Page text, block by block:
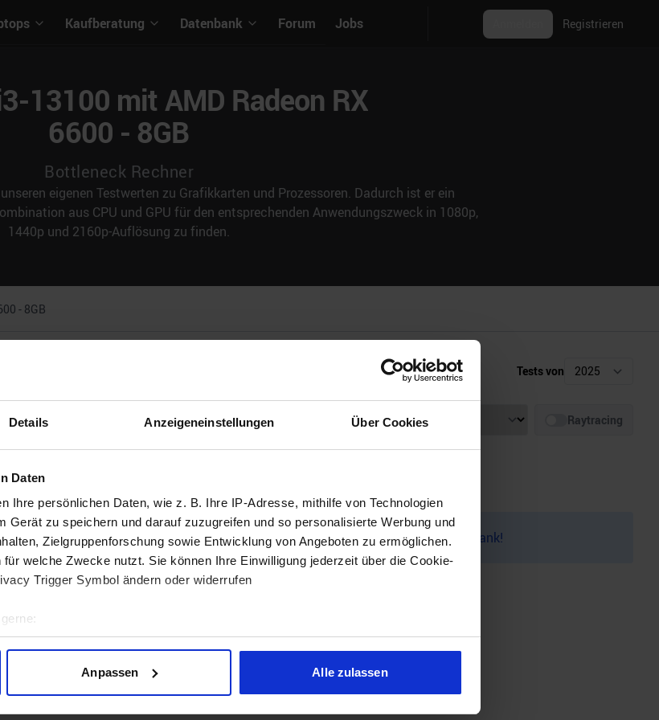
Details Anzeigeneinstellungen Über Cookies
Daten
Ihre persönlichen Daten, wie z. B. Ihre IP-Adresse, mithilfe von Technologien
Gerät zu speichern und darauf zuzugreifen und so personalisierte Werbung und
Zielgruppenforschung sowie Entwicklung von Angeboten zu ermöglichen.
welche Zwecke nutzt. Sie können Ihre Einwilligung jederzeit über die Cookie-
Trigger Symbol ändern oder widerrufen
Lage erfassen, welche bis auf einige Meter genau sein können
Daten verarbeitet werden, und legen Sie Ihre Präferenzen im
Anpassen Alle zulassen
Kaufberatung Datenbank Forum Jobs Registrieren
13100 mit AMD Radeon RX
6600 - 8GB
Bottleneck Rechner
eigenen Testwerten zu Grafikkarten und Prozessoren. Dadurch ist er ein
aus CPU und GPU für den entsprechenden Anwendungszweck in 1080p,
1440p und 2160p-Auflösung zu finden.
- 8GB
Tests von
Auflösung Raytracing
der Beta-Phase! Bugs und Fehler gerne bei uns auf demDiscordmelden. Vielen Dank!